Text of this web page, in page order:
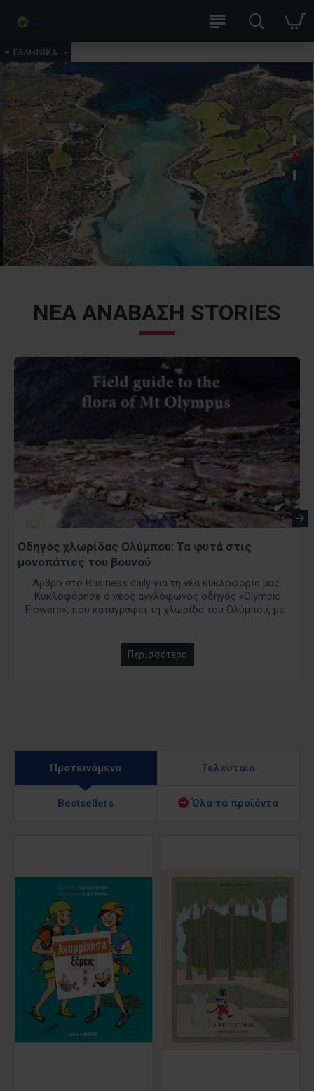
ΕΛΛΗΝΙΚΑ
ΝΈΑ ΑΝΆΒΑΣΗ STORIES
Οδηγός χλωρίδας Ολύμπου: Τα φυτά στις
μονοπάτιες του βουνού
Άρθρο στο Business daily για τη νέα κυκλοφορία μας:
Κυκλοφόρησε ο νέος αγγλόφωνος οδηγός «Olympic
Flowers», που καταγράφει τη χλωρίδα του Ολύμπου, με..
Περισσότερα
Προτεινόμενα Τελευταία
Bestsellers Όλα τα προϊόντα